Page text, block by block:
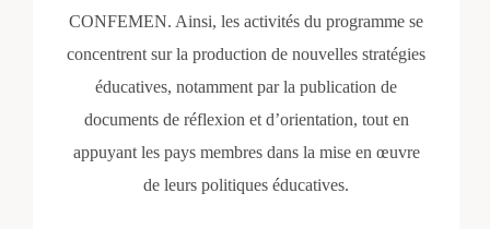
CONFEMEN. Ainsi, les activités du programme se
concentrent sur la production de nouvelles stratégies
éducatives, notamment par la publication de
documents de réflexion et d’orientation, tout en
appuyant les pays membres dans la mise en œuvre
de leurs politiques éducatives.